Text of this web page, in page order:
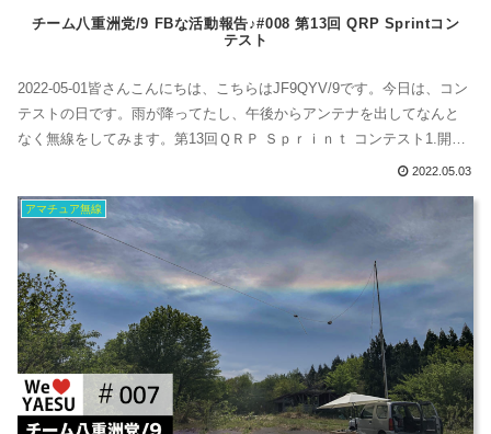
チーム八重洲党/9 FBな活動報告♪#008 第13回 QRP Sprintコン
テスト
2022-05-01皆さんこんにちは、こちらはJF9QYV/9です。今日は、コン
テストの日です。雨が降ってたし、午後からアンテナを出してなんと
なく無線をしてみます。第13回ＱＲＰ Ｓｐｒｉｎｔ コンテスト1.開催
日時 2022年 5月1日(日) 12:00～15:00, 16:00～20:00 ※時間は周波数
川県支部登録クラブ...
2022.05.03
アマチュア無線